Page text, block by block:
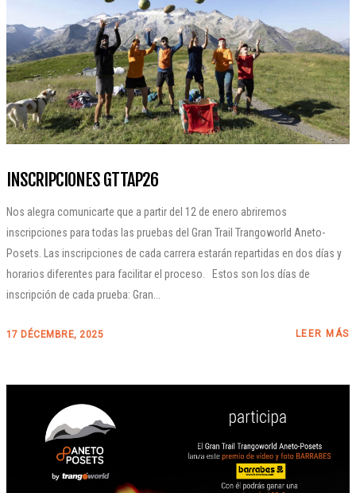
INSCRIPCIONES GTTAP26
Nos alegra comunicarte que a partir del 12 de enero abriremos
inscripciones para todas las pruebas del Gran Trail Trangoworld Aneto-
Posets. Las inscripciones de cada carrera estarán repartidas en dos días y
horarios diferentes para facilitar el proceso. Estos son los días de
inscripción de cada prueba: Gran...
17 DÉCEMBRE, 2025 LEER MÁS